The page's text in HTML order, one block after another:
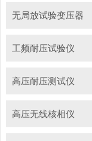
无局放试验变压器
工频耐压试验仪
高压耐压测试仪
高压无线核相仪